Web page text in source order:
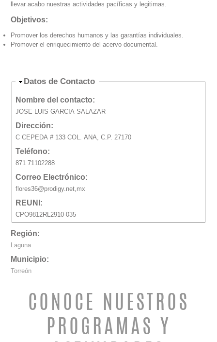
llevar acabo nuestras actividades pacíficas y legitimas.
Objetivos:
Promover los derechos humanos y las garantías individuales.
Promover el enriquecimiento del acervo documental.
Ocultar
Datos de Contacto
Nombre del contacto:
JOSE LUIS GARCIA SALAZAR
Dirección:
C CEPEDA # 133 COL. ANA, C.P. 27170
Teléfono:
871 71102288
Correo Electrónico:
flores36@prodigy.net,mx
REUNI:
CPO9812RL2910-035
Región:
Laguna
Municipio:
Torreón
CONOCE NUESTROS
PROGRAMAS Y